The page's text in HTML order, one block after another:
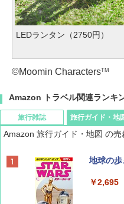
LEDランタン（2750円）
©Moomin CharactersTM
Amazon トラベル関連ランキ
旅行雑誌
BE-PAL(
旅行ガイド・地
Amazon 旅行ガイド・地図 の
地球の
￥2,695